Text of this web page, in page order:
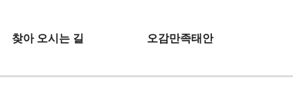
찾아 오시는 길 오감만족태안